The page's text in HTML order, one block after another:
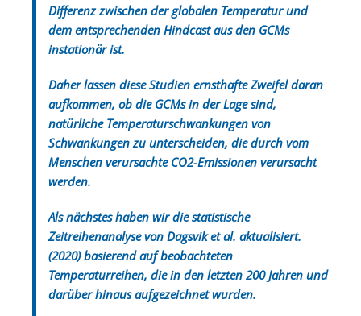
Differenz zwischen der globalen Temperatur und
dem entsprechenden Hindcast aus den GCMs
instationär ist.
Daher lassen diese Studien ernsthafte Zweifel daran
aufkommen, ob die GCMs in der Lage sind,
natürliche Temperaturschwankungen von
Schwankungen zu unterscheiden, die durch vom
Menschen verursachte CO2-Emissionen verursacht
werden.
Als nächstes haben wir die statistische
Zeitreihenanalyse von Dagsvik et al. aktualisiert.
(2020) basierend auf beobachteten
Temperaturreihen, die in den letzten 200 Jahren und
darüber hinaus aufgezeichnet wurden.